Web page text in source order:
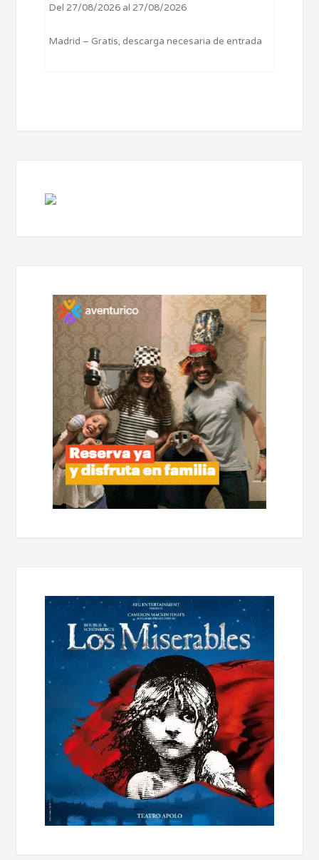
Del 27/08/2026 al 27/08/2026
Madrid – Gratis, descarga necesaria de entrada